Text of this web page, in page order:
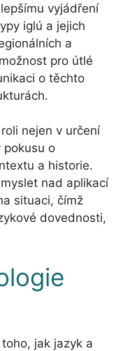
vyjádření
iglú a jejich
a
pro útlé
o těchto
nejen v určení
pokusu o
a historie.
nad aplikací
situaci, čímž
dovednosti,
jak jazyk a